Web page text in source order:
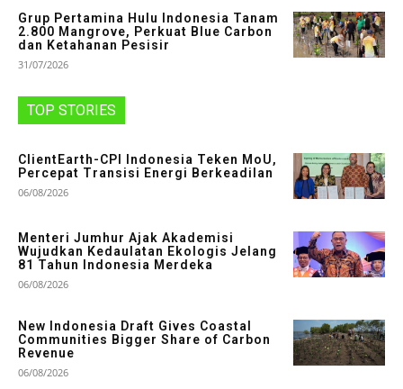
Grup Pertamina Hulu Indonesia Tanam
2.800 Mangrove, Perkuat Blue Carbon
dan Ketahanan Pesisir
31/07/2026
TOP STORIES
ClientEarth-CPI Indonesia Teken MoU,
Percepat Transisi Energi Berkeadilan
06/08/2026
Menteri Jumhur Ajak Akademisi
Wujudkan Kedaulatan Ekologis Jelang
81 Tahun Indonesia Merdeka
06/08/2026
New Indonesia Draft Gives Coastal
Communities Bigger Share of Carbon
Revenue
06/08/2026